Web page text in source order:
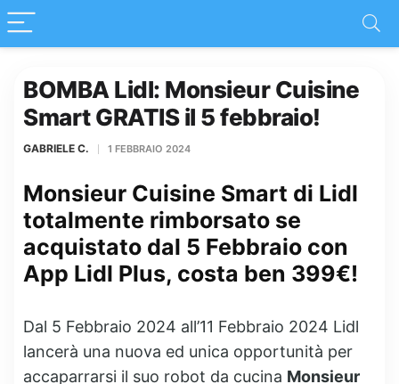
BOMBA Lidl: Monsieur Cuisine
Smart GRATIS il 5 febbraio!
GABRIELE C. 1 FEBBRAIO 2024
Monsieur Cuisine Smart di Lidl
totalmente rimborsato se
acquistato dal 5 Febbraio con
App Lidl Plus, costa ben 399€!
Dal 5 Febbraio 2024 all’11 Febbraio 2024 Lidl
lancerà una nuova ed unica opportunità per
accaparrarsi il suo robot da cucina Monsieur